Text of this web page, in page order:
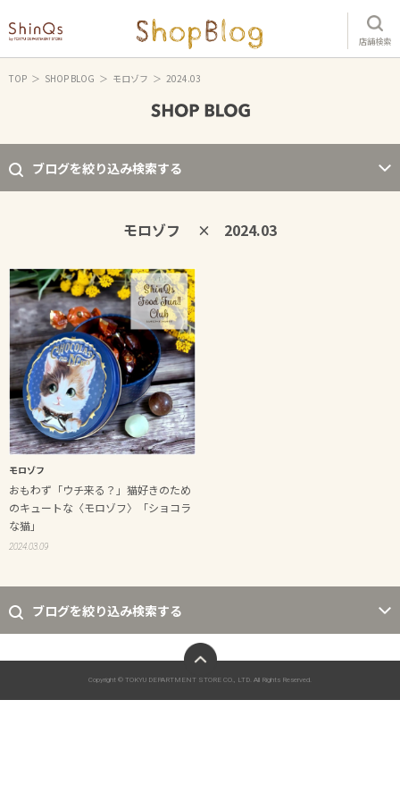
店舗検索
TOP SHOP BLOG モロゾフ 2024.03
ブログを絞り込み検索する
モロゾフ × 2024.03
モロゾフ
おもわず「ウチ来る？」猫好きのため
のキュートな〈モロゾフ〉「ショコラ
な猫」
2024.03.09
ブログを絞り込み検索する
Copyright © TOKYU DEPARTMENT STORE CO., LTD. All Rights Reserved.